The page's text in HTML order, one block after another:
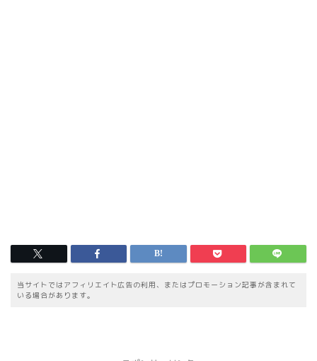
当サイトではアフィリエイト広告の利用、またはプロモーション記事が含まれて
いる場合があります。